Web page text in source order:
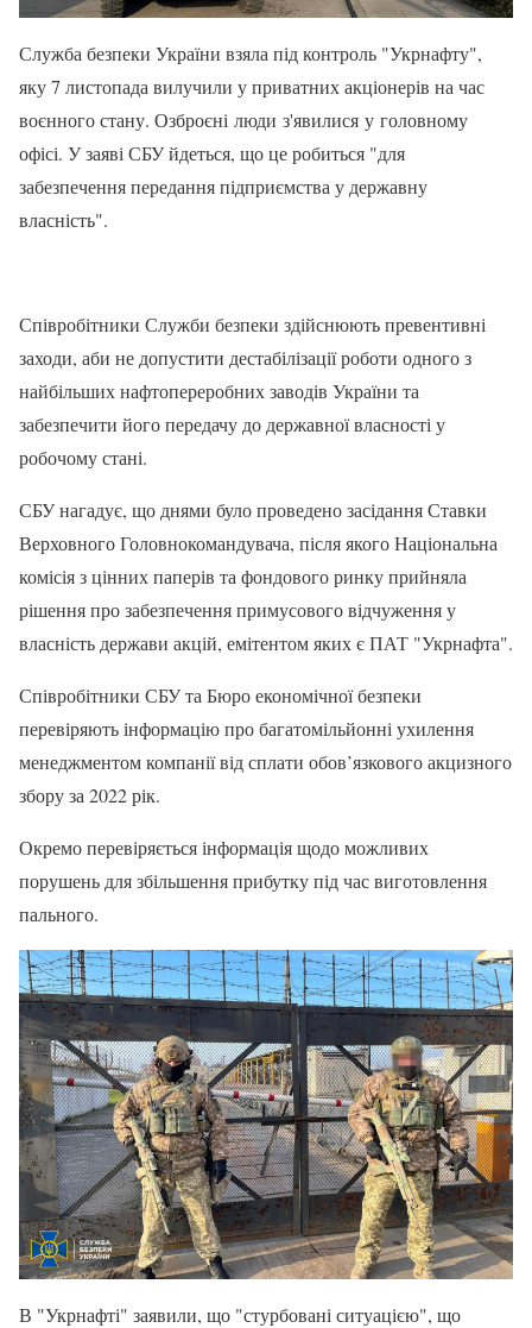
Служба безпеки України взяла під контроль "Укрнафту",
яку 7 листопада вилучили у приватних акціонерів на час
воєнного стану. Озброєні люди з'явилися у головному
офісі. У заяві СБУ йдеться, що це робиться "для
забезпечення передання підприємства у державну
власність".
Співробітники Служби безпеки здійснюють превентивні
заходи, аби не допустити дестабілізації роботи одного з
найбільших нафтопереробних заводів України та
забезпечити його передачу до державної власності у
робочому стані.
СБУ нагадує, що днями було проведено засідання Ставки
Верховного Головнокомандувача, після якого Національна
комісія з цінних паперів та фондового ринку прийняла
рішення про забезпечення примусового відчуження у
власність держави акцій, емітентом яких є ПАТ "Укрнафта".
Співробітники СБУ та Бюро економічної безпеки
перевіряють інформацію про багатомільйонні ухилення
менеджментом компанії від сплати обов’язкового акцизного
збору за 2022 рік.
Окремо перевіряється інформація щодо можливих
порушень для збільшення прибутку під час виготовлення
пального.
В "Укрнафті" заявили, що "стурбовані ситуацією", що